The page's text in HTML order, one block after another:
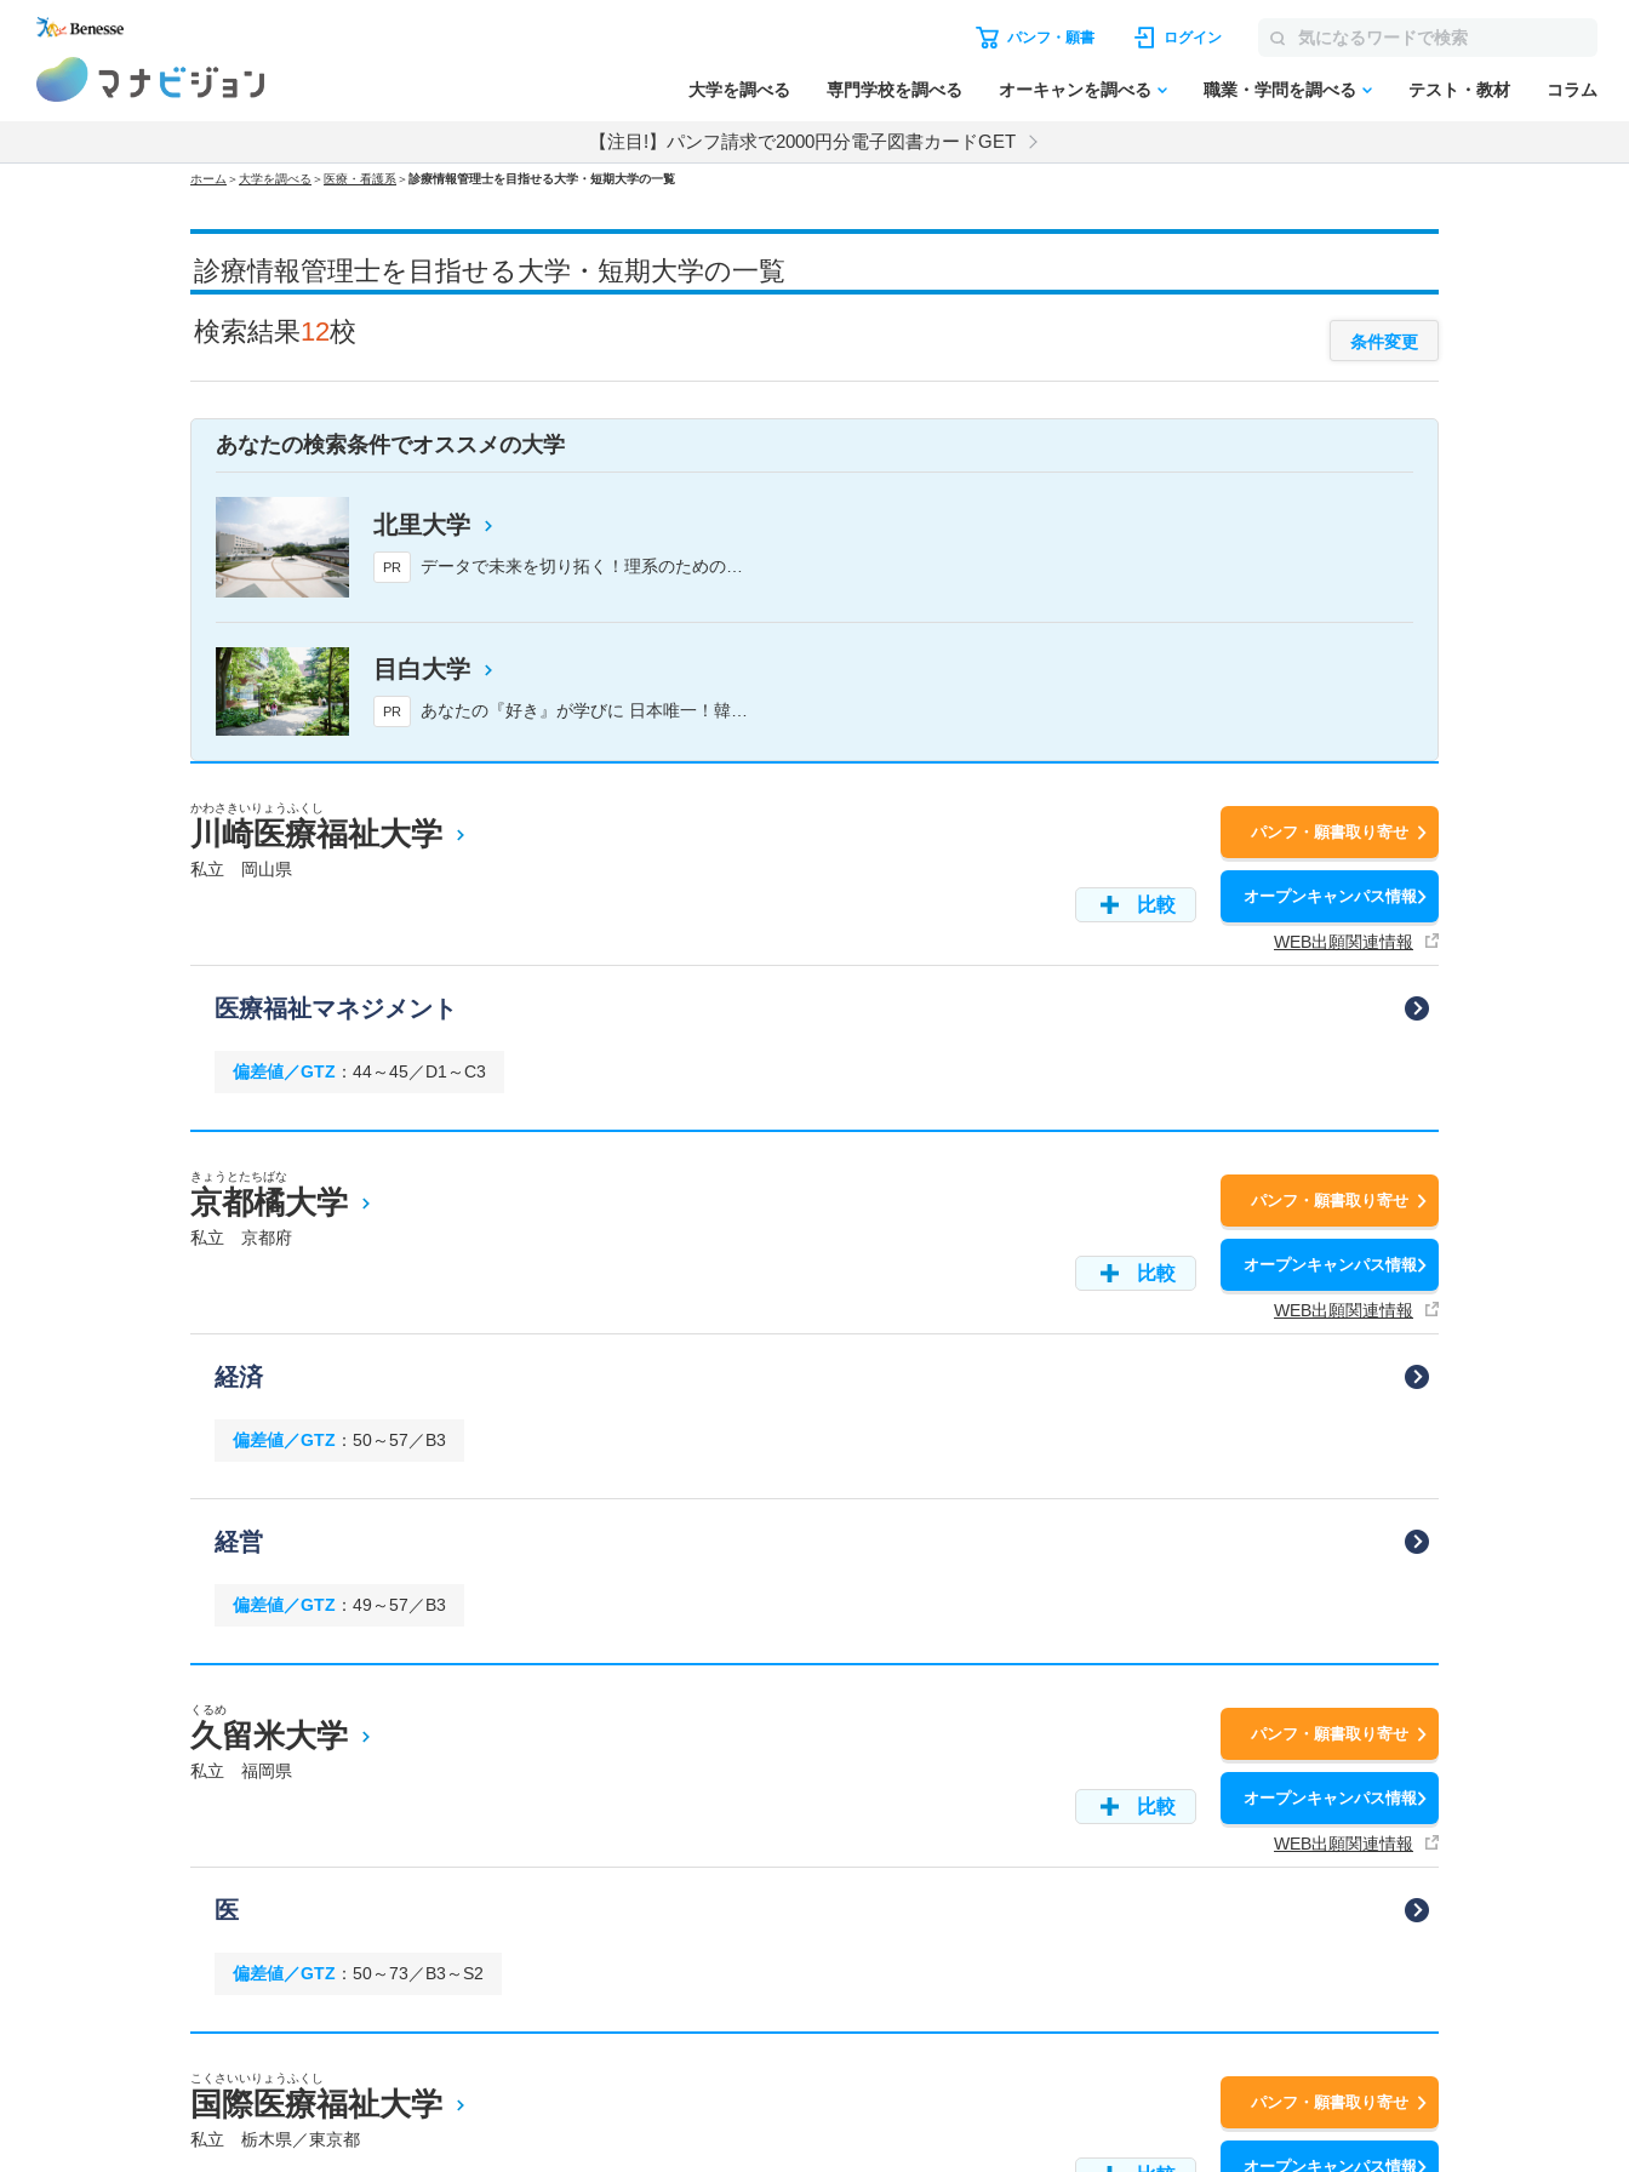
パンフ・願書 ログイン
大学を調べる 専門学校を調べる オーキャンを調べる 職業・学問を調べる テスト・教材 コラム
【注目!】パンフ請求で2000円分電子図書カードGET
ホーム ＞大学を調べる ＞ 医療・看護系＞診療情報管理士を目指せる大学・短期大学の一覧
診療情報管理士を目指せる大学・短期大学の一覧
検索結果12校 条件変更
あなたの検索条件でオススメの大学
北里大学
PR データで未来を切り拓く！理系のためのデータサイエンス進路ガイド
目白大学
PR あなたの『好き』が学びに 日本唯一！韓国学部新設 ※2027年4月設置予定
かわさきいりょうふくし
川崎医療福祉大学
私立 岡山県
パンフ・願書取り寄せ
比較 オープンキャンパス情報
WEB出願関連情報
医療福祉マネジメント
偏差値／GTZ ： 44～45／D1～C3
きょうとたちばな
京都橘大学
私立 京都府
パンフ・願書取り寄せ
比較 オープンキャンパス情報
WEB出願関連情報
経済
偏差値／GTZ ： 50～57／B3
経営
偏差値／GTZ ： 49～57／B3
くるめ
久留米大学
私立 福岡県
パンフ・願書取り寄せ
比較 オープンキャンパス情報
WEB出願関連情報
医
偏差値／GTZ ： 50～73／B3～S2
こくさいいりょうふくし
国際医療福祉大学
私立 栃木県／東京都
パンフ・願書取り寄せ
オープンキャンパス情報